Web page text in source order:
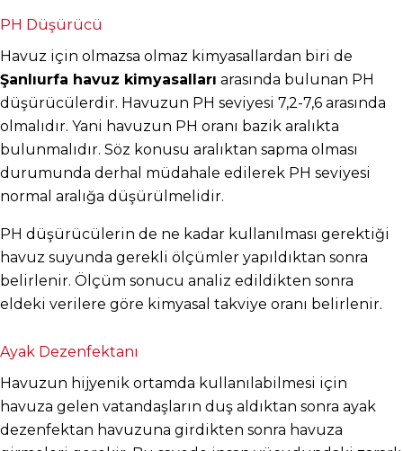
PH Düşürücü
Şanlıurfa havuz kimyasalları arasında bulunan PH
düşürücülerdir. Havuzun PH seviyesi 7,2-7,6 arasında
olmalıdır. Yani havuzun PH oranı bazik aralıkta
bulunmalıdır. Söz konusu aralıktan sapma olması
durumunda derhal müdahale edilerek PH seviyesi
normal aralığa düşürülmelidir.
PH düşürücülerin de ne kadar kullanılması gerektiği
havuz suyunda gerekli ölçümler yapıldıktan sonra
belirlenir. Ölçüm sonucu analiz edildikten sonra
eldeki verilere göre kimyasal takviye oranı belirlenir.
Ayak Dezenfektanı
Havuzun hijyenik ortamda kullanılabilmesi için
havuza gelen vatandaşların duş aldıktan sonra ayak
dezenfektan havuzuna girdikten sonra havuza